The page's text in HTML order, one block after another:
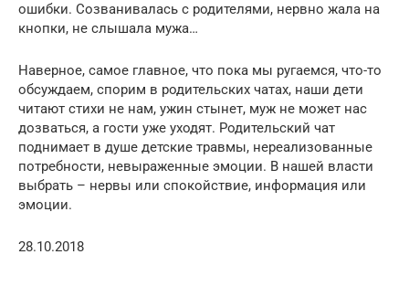
ошибки. Созванивалась с родителями, нервно жала на
кнопки, не слышала мужа…
Наверное, самое главное, что пока мы ругаемся, что-то
обсуждаем, спорим в родительских чатах, наши дети
читают стихи не нам, ужин стынет, муж не может нас
дозваться, а гости уже уходят. Родительский чат
поднимает в душе детские травмы, нереализованные
потребности, невыраженные эмоции. В нашей власти
выбрать – нервы или спокойствие, информация или
эмоции.
28.10.2018